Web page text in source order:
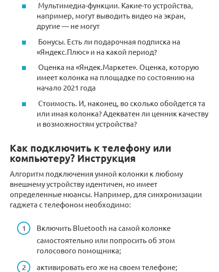
Мультимедиа-функции. Какие-то устройства,
например, могут выводить видео на экран,
другие — не могут
Бонусы. Есть ли подарочная подписка на
«Яндекс.Плюс» и на какой период?
Оценка на «Яндек.Маркете». Оценка, которую
имеет колонка на площадке по состоянию на
начало 2021 года
Стоимость. И, наконец, во сколько обойдется та
или иная колонка? Адекватен ли ценник качеству
и возможностям устройства?
Как подключить к телефону или
компьютеру? Инструкция
Алгоритм подключения умной колонки к любому
внешнему устройству идентичен, но имеет
определенные нюансы. Например, для синхронизации
гаджета с телефоном необходимо:
Включить Bluetooth на самой колонке
самостоятельно или попросить об этом
голосового помощника;
активировать его же на своем телефоне;